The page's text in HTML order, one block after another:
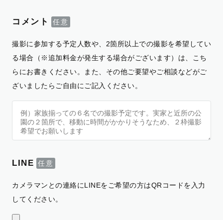
コメント
撮影に参加する予定人数や、2箇所以上での撮影を希望してい
る場合（※追加料金が発生する場合がございます）は、こち
らにお書きください。また、その他ご要望やご相談などがご
ざいましたらご自由にご記入ください。
LINE
カメラマンとの連絡にLINEをご希望の方はQRコードを入力
してください。